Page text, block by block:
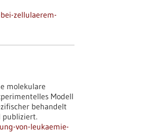
zellulaerem-
molekulare
Modell
behandelt
publiziert.
von-leukaemie-